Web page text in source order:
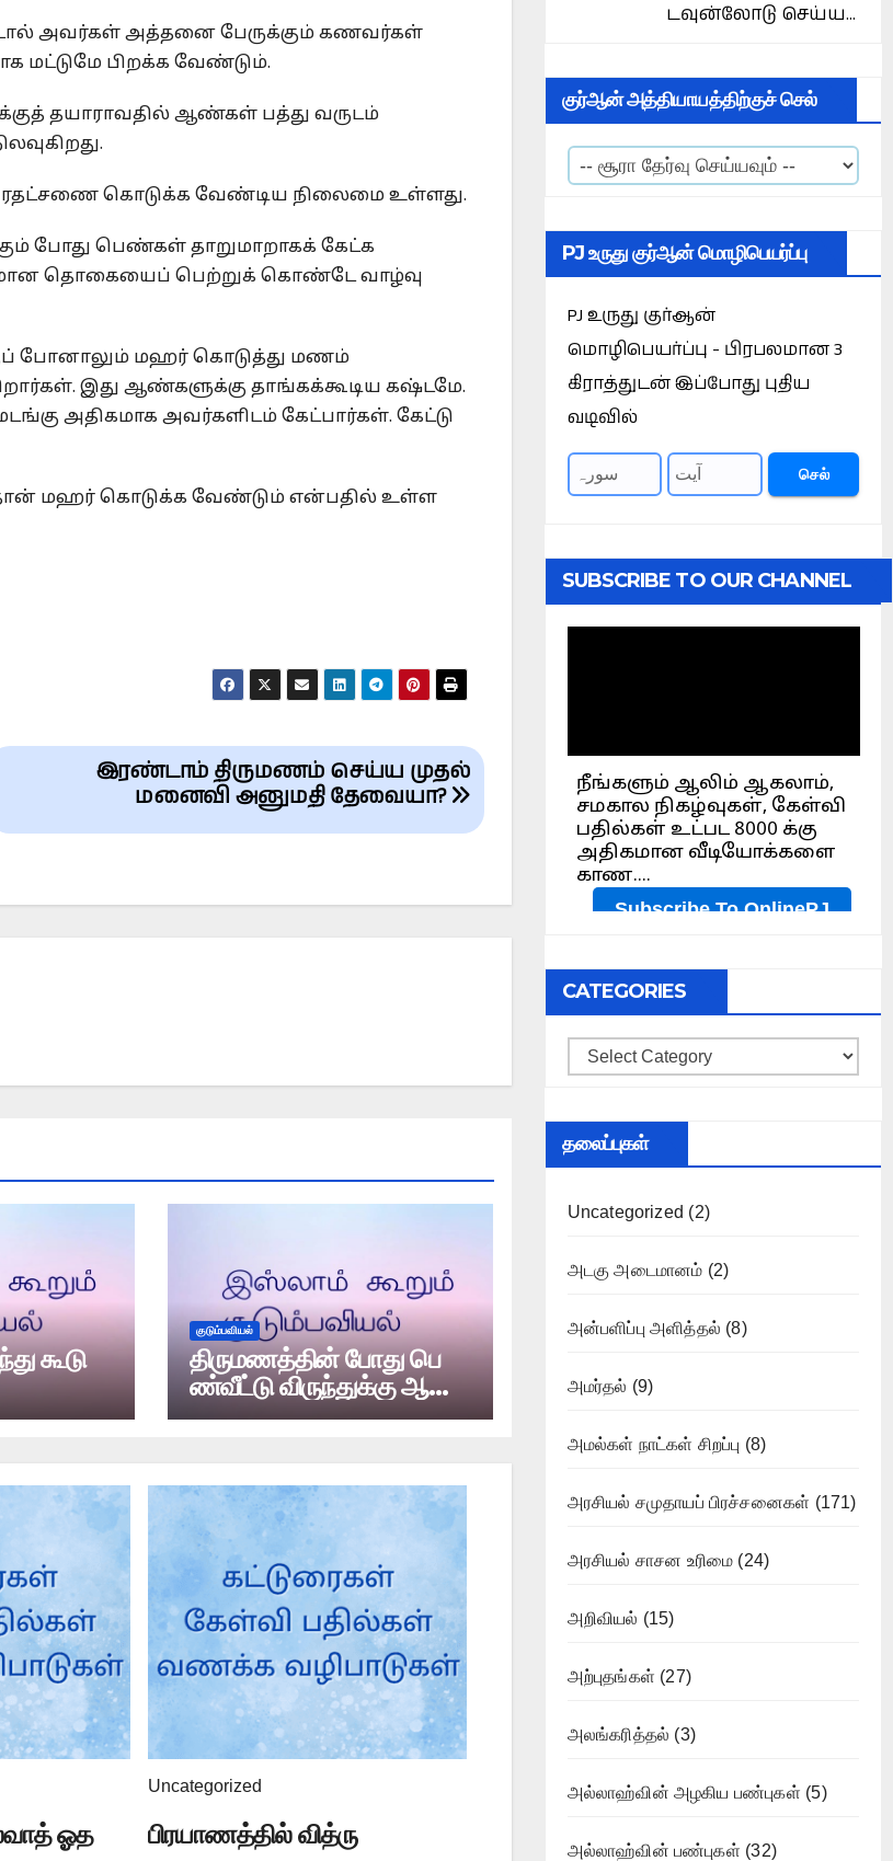
அவர்கள் அத்தனை பேருக்கும் கணவர்கள்
மட்டுமே பிறக்க வேண்டும்.
தயாராவதில் ஆண்கள் பத்து வருடம்
கொடுக்க வேண்டிய நிலைமை உள்ளது.
போது பெண்கள் தாறுமாறாகக் கேட்க
தொகையைப் பெற்றுக் கொண்டே வாழ்வு
போனாலும் மஹர் கொடுத்து மணம்
இது ஆண்களுக்கு தாங்கக்கூடிய கஷ்டமே.
அதிகமாக அவர்களிடம் கேட்பார்கள். கேட்டு
மஹர் கொடுக்க வேண்டும் என்பதில் உள்ள
இரண்டாம் திருமணம் செய்ய முதல்
மனைவி அனுமதி தேவையா?
கூடு
குடும்பவியல்
திருமணத்தின் போது பெ
ண்வீட்டு விருந்துக்கு ஆதார
ம் உள்ளதா?
ஓத
Uncategorized
பிரயாணத்தில் வித்ரு
டவுன்லோடு செய்ய...
குர்ஆன் அத்தியாயத்திற்குச் செல்
PJ உருது குர்ஆன் மொழிபெயர்ப்பு
PJ உருது குர்ஆன்
மொழிபெயர்ப்பு - பிரபலமான 3
கிராத்துடன் இப்போது புதிய
வடிவில்
செல்
SUBSCRIBE TO OUR CHANNEL
CATEGORIES
Categories
தலைப்புகள்
Uncategorized (2)
அடகு அடைமானம் (2)
அன்பளிப்பு அளித்தல் (8)
அமர்தல் (9)
அமல்கள் நாட்கள் சிறப்பு (8)
அரசியல் சமுதாயப் பிரச்சனைகள் (171)
அரசியல் சாசன உரிமை (24)
அறிவியல் (15)
அற்புதங்கள் (27)
அலங்கரித்தல் (3)
அல்லாஹ்வின் அழகிய பண்புகள் (5)
அல்லாஹ்வின் பண்புகள் (32)